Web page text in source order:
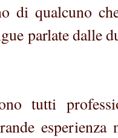
di qualcuno
parlate dalle
tutti